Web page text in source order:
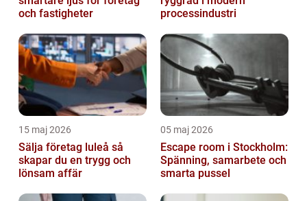
och fastigheter
processindustri
15 maj 2026
Sälja företag luleå så
skapar du en trygg och
lönsam affär
05 maj 2026
Escape room i Stockholm:
Spänning, samarbete och
smarta pussel